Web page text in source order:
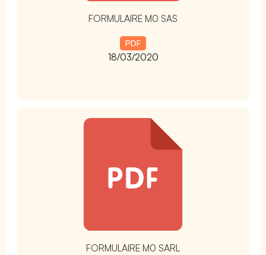
FORMULAIRE M0 SAS
PDF
18/03/2020
FORMULAIRE M0 SARL